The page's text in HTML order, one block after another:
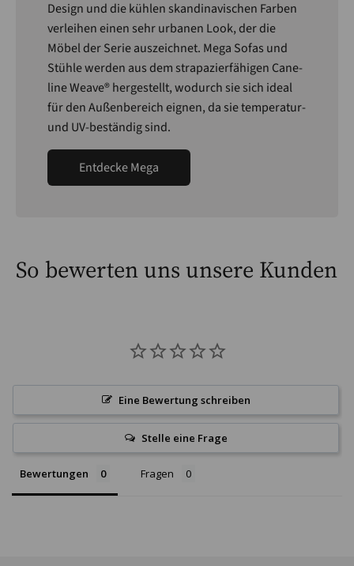
Design und die kühlen skandinavischen Farben
verleihen einen sehr urbanen Look, der die
Möbel der Serie auszeichnet. Mega Sofas und
Stühle werden aus dem strapazierfähigen Cane-
line Weave® hergestellt, wodurch sie sich ideal
für den Außenbereich eignen, da sie temperatur-
und UV-beständig sind.
Entdecke Mega
So bewerten uns unsere Kunden
Eine Bewertung schreiben
Stelle eine Frage
Bewertungen Fragen